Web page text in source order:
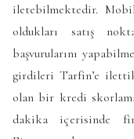
iletebilmektedir. Mobil
oldukları satış
başvurularını
girdileri Tarfin’e
olan bir kredi
dakika içerisinde